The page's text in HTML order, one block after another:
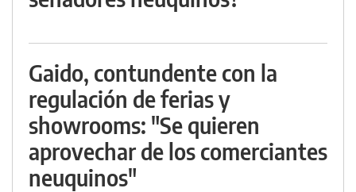
Gaido, contundente con la
regulación de ferias y
showrooms: "Se quieren
aprovechar de los comerciantes
neuquinos"